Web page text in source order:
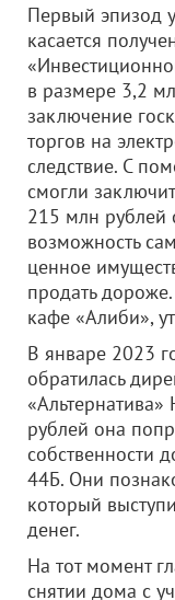
Первый эпизод
касается
в размере 3,2
заключение
торгов на
следствие. С
смогли
215 млн рублей
возможность
ценное
продать
кафе «Алиби»,
В январе 2023
обратилась
рублей она
собственности
44Б. Они
который
денег.
На тот момент
снятии дома с